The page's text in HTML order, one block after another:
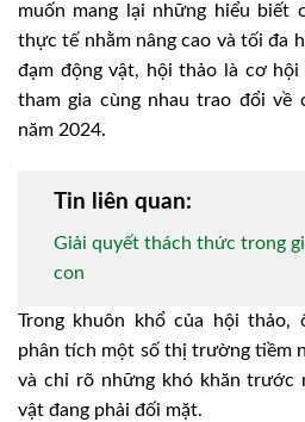
muốn mang lại những hiểu biết
thực tế nhằm nâng cao và tối đa
đạm động vật, hội thảo là cơ hội
tham gia cùng nhau trao đổi về
năm 2024.
Tin liên quan:
Giải quyết thách thức trong
con
Trong khuôn khổ của hội thảo,
phân tích một số thị trường tiềm
và chỉ rõ những khó khăn trước
vật đang phải đối mặt.